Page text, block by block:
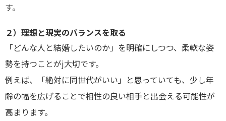
す。
２）理想と現実のバランスを取る
「どんな人と結婚したいのか」を明確にしつつ、柔軟な姿
勢を持つことがj大切です。
例えば、「絶対に同世代がいい」と思っていても、少し年
齢の幅を広げることで相性の良い相手と出会える可能性が
高まります。